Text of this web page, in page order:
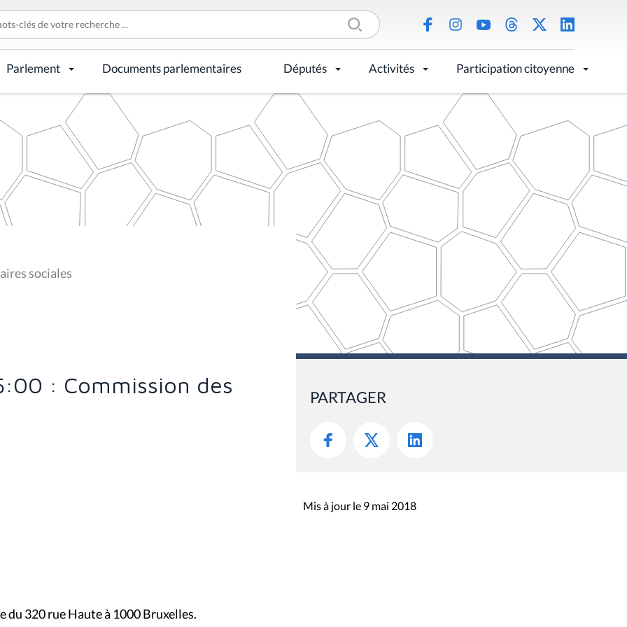
Parlement Documents parlementaires Députés Activités Participation citoyenne
sociales
: Commission des
du 320 rue Haute à 1000 Bruxelles.
PARTAGER
Mis à jour le 9 mai 2018